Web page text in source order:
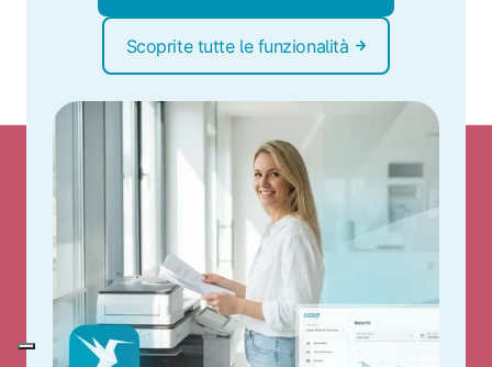
Scoprite tutte le funzionalità